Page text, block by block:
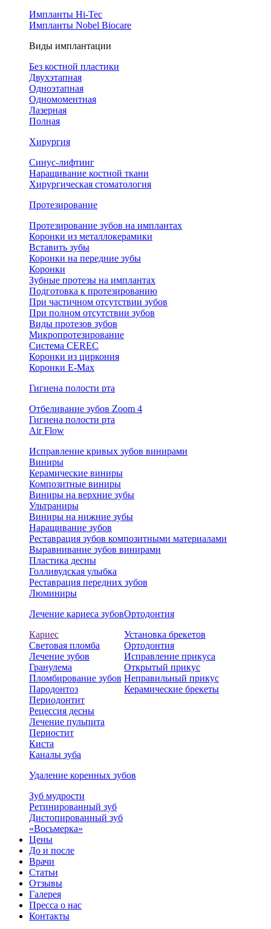
Импланты Hi-Tec
Импланты Nobel Biocare
Виды имплантации
Без костной пластики
Двухэтапная
Одноэтапная
Одномоментная
Лазерная
Полная
Хирургия
Синус-лифтинг
Наращивание костной ткани
Хирургическая стоматология
Протезирование
Протезирование зубов на имплантах
Коронки из металлокерамики
Вставить зубы
Коронки на передние зубы
Коронки
Зубные протезы на имплантах
Подготовка к протезированию
При частичном отсутствии зубов
При полном отсутствии зубов
Виды протезов зубов
Микропротезирование
Система CEREC
Коронки из циркония
Коронки E-Max
Гигиена полости рта
Отбеливание зубов Zoom 4
Гигиена полости рта
Air Flow
Исправление кривых зубов винирами
Виниры
Керамические виниры
Композитные виниры
Виниры на верхние зубы
Ультраниры
Виниры на нижние зубы
Наращивание зубов
Реставрация зубов композитными материалами
Выравнивание зубов винирами
Пластика десны
Голливудская улыбка
Реставрация передних зубов
Люминиры
Лечение кариеса зубов
Кариес
Световая пломба
Лечение зубов
Гранулема
Пломбирование зубов
Пародонтоз
Периодонтит
Рецессия десны
Лечение пульпита
Периостит
Киста
Каналы зуба
Ортодонтия
Установка брекетов
Ортодонтия
Исправление прикуса
Открытый прикус
Неправильный прикус
Керамические брекеты
Удаление коренных зубов
Зуб мудрости
Ретинированный зуб
Дистопированный зуб
«Восьмерка»
Цены
До и после
Врачи
Статьи
Отзывы
Галерея
Пресса о нас
Контакты